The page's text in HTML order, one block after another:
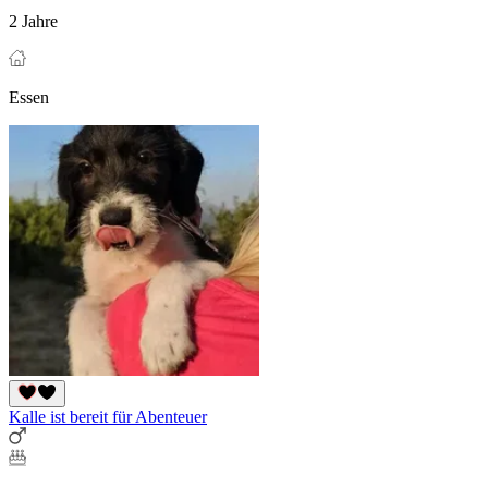
2 Jahre
Essen
Kalle ist bereit für Abenteuer